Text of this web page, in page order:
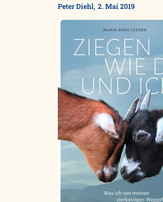
Peter Diehl, 2. Mai 2019